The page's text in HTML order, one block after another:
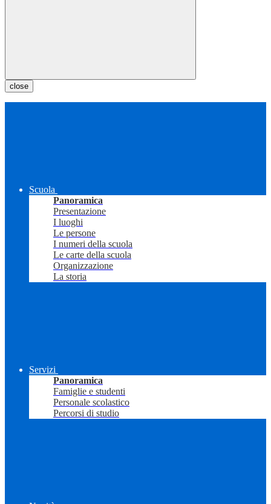
close
Scuola
Panoramica
Presentazione
I luoghi
Le persone
I numeri della scuola
Le carte della scuola
Organizzazione
La storia
Servizi
Panoramica
Famiglie e studenti
Personale scolastico
Percorsi di studio